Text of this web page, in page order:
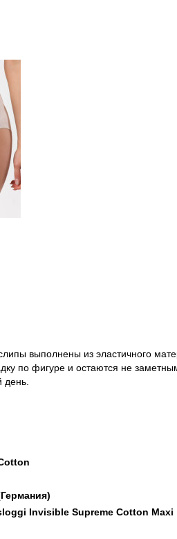
выполнены из эластичного
по фигуре и остаются не
Invisible Supreme Cotton Maxi